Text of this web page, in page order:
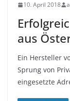
10. April 2018
aus
Ein Hersteller
Sprung von
eingesetzte